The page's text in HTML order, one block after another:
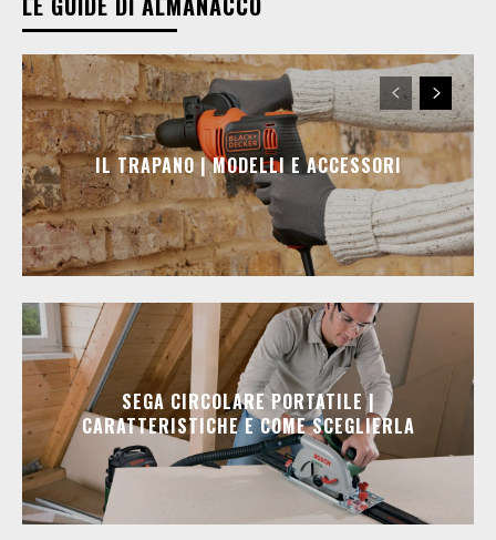
IL TRAPANO | MODELLI E ACCESSORI
SEGA CIRCOLARE PORTATILE |
CARATTERISTICHE E COME SCEGLIERLA